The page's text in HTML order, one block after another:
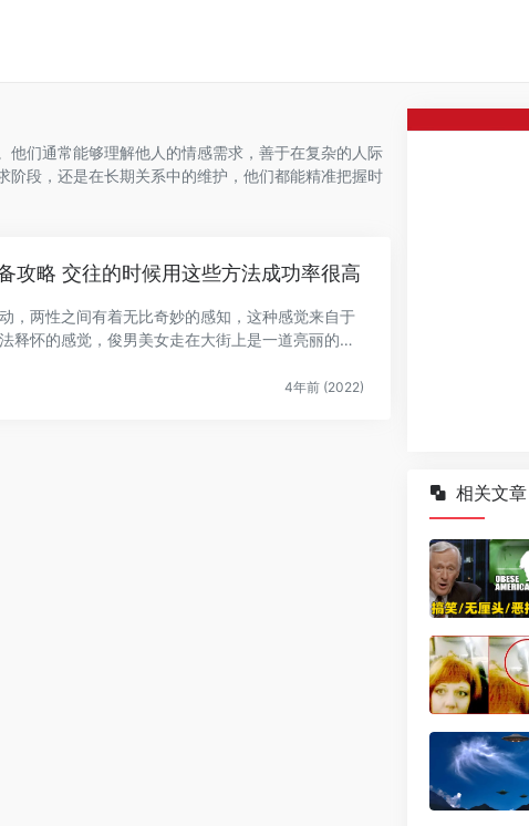
们通常能够理解他人的情感需求，善于在复杂的人际
段，还是在长期关系中的维护，他们都能精准把握时
攻略 交往的时候用这些方法成功率很高
，两性之间有着无比奇妙的感知，这种感觉来自于
释怀的感觉，俊男美女走在大街上是一道亮丽的风
4年前 (2022)
相关文章